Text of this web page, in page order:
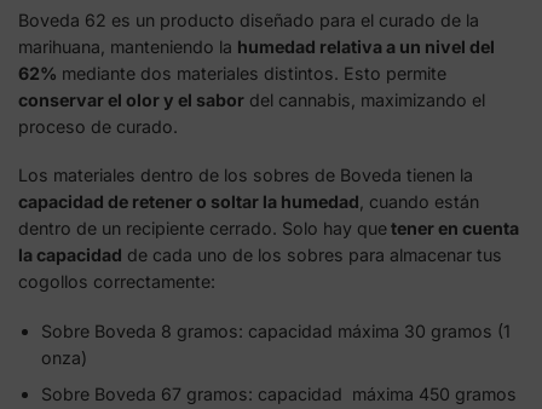
Boveda 62 es un producto diseñado para el curado de la
marihuana, manteniendo la humedad relativa a un nivel del
62% mediante dos materiales distintos. Esto permite
conservar el olor y el sabor del cannabis, maximizando el
proceso de curado.
Los materiales dentro de los sobres de Boveda tienen la
capacidad de retener o soltar la humedad , cuando están
dentro de un recipiente cerrado. Solo hay quetener en cuenta
la capacidad de cada uno de los sobres para almacenar tus
cogollos correctamente:
Sobre Boveda 8 gramos: capacidad máxima 30 gramos (1
onza)
Sobre Boveda 67 gramos: capacidad máxima 450 gramos